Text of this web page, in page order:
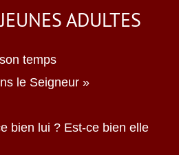
ADULTES
temps
le Seigneur »
bien lui ? Est-ce bien elle